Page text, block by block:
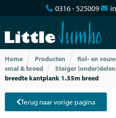
0316 - 525009
Home Producten Rol- en
smal & breed
Steiger
breedte kantplank 1.35m breed
Terug naar vorige pagina